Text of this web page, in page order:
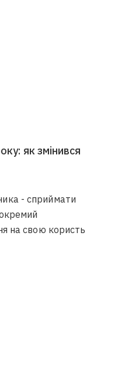
як змінився
- сприймати
на свою користь